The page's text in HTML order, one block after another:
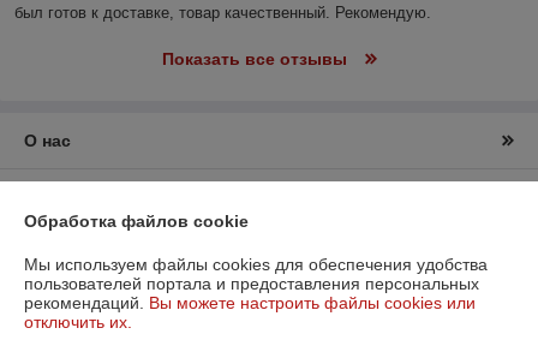
был готов к доставке, товар качественный. Рекомендую.
Показать все отзывы
О нас
График работы
Обработка файлов cookie
Мы используем файлы cookies для обеспечения удобства
пользователей портала и предоставления персональных
рекомендаций. Вы можете настроить файлы cookies или
отключить их.